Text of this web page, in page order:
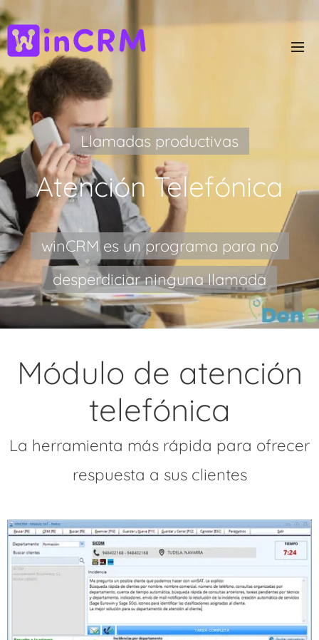
Llamadas productivas
Atención Telefónica
winCRM es un programa para no
desperdiciar ninguna llamada
Módulo de atención
telefónica
La herramienta más rápida para ofrecer
respuesta a sus clientes